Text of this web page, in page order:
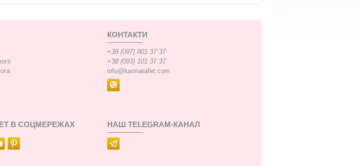
КОНТАКТИ
+38 (097) 801 37 37
+38 (093) 101 37 37
info@luxmarafet.com
В СОЦМЕРЕЖАХ НАШ TELEGRAM-КАНАЛ